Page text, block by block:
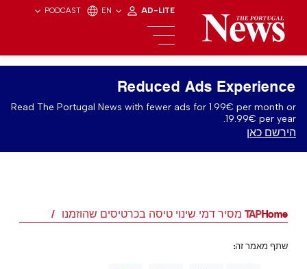
PODCAST EN AD-LITE
Reduced Ads Experience
Read The Portugal News with fewer ads for 1.99€ per month or
19.99€ per year.
הירשם כאן
HomeTAP מסיר דמי שינוי טיסה בכרטיסים שהוזמנו
שתף מאמר זה: